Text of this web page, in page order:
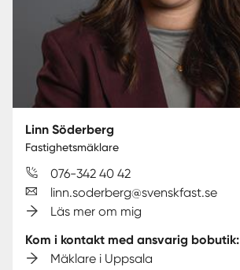
Linn Söderberg
Fastighetsmäklare
076-342 40 42
linn.soderberg@svenskfast.se
Läs mer om mig
Kom i kontakt med ansvarig bobutik:
Mäklare i Uppsala